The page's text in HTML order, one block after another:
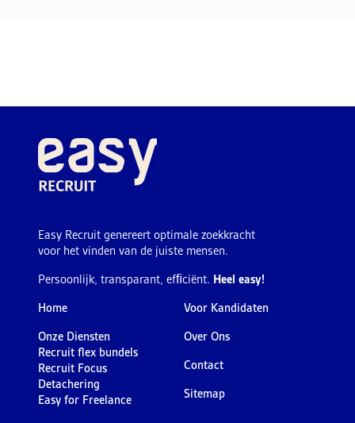
Easy Recruit genereert optimale zoekkracht
voor het vinden van de juiste mensen.
Persoonlijk, transparant, efﬁciënt. Heel easy!
Home
Onze Diensten
Recruit flex bundels
Recruit Focus
Detachering
Easy for Freelance
Voor Kandidaten
Over Ons
Contact
Sitemap